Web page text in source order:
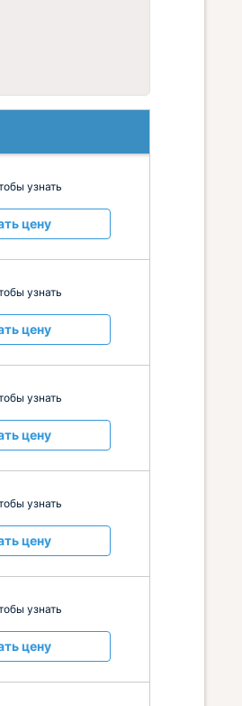
узнать
цену
узнать
цену
узнать
цену
узнать
цену
узнать
цену